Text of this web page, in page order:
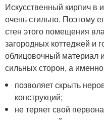
Искусственный кирпич в
очень стильно. Поэтому
стен этого помещения
загородных коттеджей и
облицовочный материал
сильных сторон, а
позволяет скрыть
конструкций;
не теряет свой